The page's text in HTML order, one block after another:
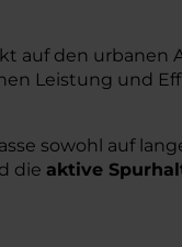
auf den urbanen
Leistung und
sowohl auf
die aktive